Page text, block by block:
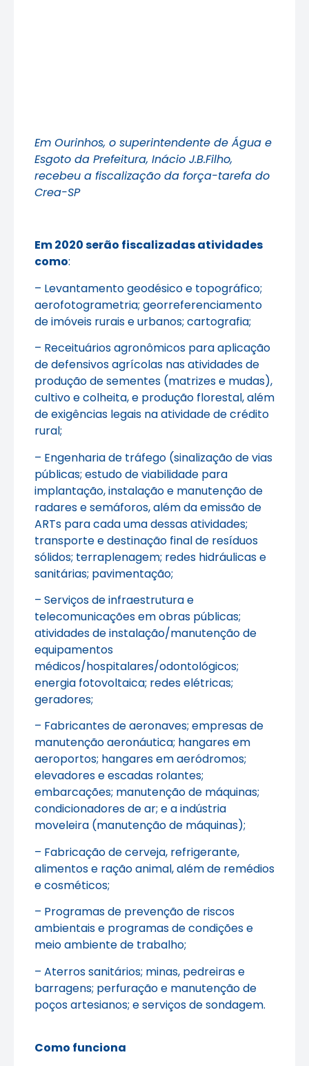
Em Ourinhos, o superintendente de Água e
Esgoto da Prefeitura, Inácio J.B.Filho,
recebeu a fiscalização da força-tarefa do
Crea-SP
Em 2020 serão fiscalizadas atividades
como:
– Levantamento geodésico e topográfico;
aerofotogrametria; georreferenciamento
de imóveis rurais e urbanos; cartografia;
– Receituários agronômicos para aplicação
de defensivos agrícolas nas atividades de
produção de sementes (matrizes e mudas),
cultivo e colheita, e produção florestal, além
de exigências legais na atividade de crédito
rural;
– Engenharia de tráfego (sinalização de vias
públicas; estudo de viabilidade para
implantação, instalação e manutenção de
radares e semáforos, além da emissão de
ARTs para cada uma dessas atividades;
transporte e destinação final de resíduos
sólidos; terraplenagem; redes hidráulicas e
sanitárias; pavimentação;
– Serviços de infraestrutura e
telecomunicações em obras públicas;
atividades de instalação/manutenção de
equipamentos
médicos/hospitalares/odontológicos;
energia fotovoltaica; redes elétricas;
geradores;
– Fabricantes de aeronaves; empresas de
manutenção aeronáutica; hangares em
aeroportos; hangares em aeródromos;
elevadores e escadas rolantes;
embarcações; manutenção de máquinas;
condicionadores de ar; e a indústria
moveleira (manutenção de máquinas);
– Fabricação de cerveja, refrigerante,
alimentos e ração animal, além de remédios
e cosméticos;
– Programas de prevenção de riscos
ambientais e programas de condições e
meio ambiente de trabalho;
– Aterros sanitários; minas, pedreiras e
barragens; perfuração e manutenção de
poços artesianos; e serviços de sondagem.
Como funciona